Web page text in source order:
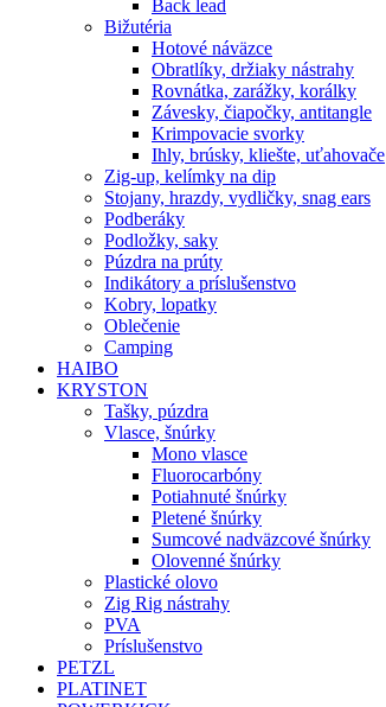
Back lead
Bižutéria
Hotové náväzce
Obratlíky, držiaky nástrahy
Rovnátka, zarážky, korálky
Závesky, čiapočky, antitangle
Krimpovacie svorky
Ihly, brúsky, kliešte, uťahovače
Zig-up, kelímky na dip
Stojany, hrazdy, vydličky, snag ears
Podberáky
Podložky, saky
Púzdra na prúty
Indikátory a príslušenstvo
Kobry, lopatky
Oblečenie
Camping
HAIBO
KRYSTON
Tašky, púzdra
Vlasce, šnúrky
Mono vlasce
Fluorocarbóny
Potiahnuté šnúrky
Pletené šnúrky
Sumcové nadväzcové šnúrky
Olovenné šnúrky
Plastické olovo
Zig Rig nástrahy
PVA
Príslušenstvo
PETZL
PLATINET